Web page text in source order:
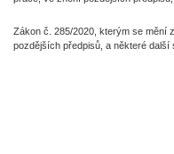
Zákon č. 285/2020, kterým se mění
pozdějších předpisů, a některé další